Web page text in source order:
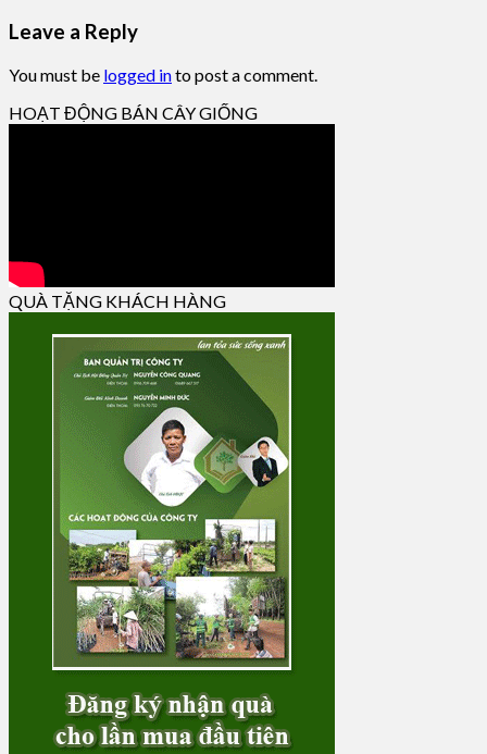
Leave a Reply
You must be logged into post a comment.
HOẠT ĐỘNG BÁN CÂY GIỐNG
QUÀ TẶNG KHÁCH HÀNG